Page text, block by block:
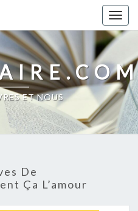
ET NOUS
De
Ça L’amour